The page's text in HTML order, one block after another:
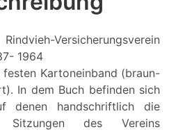
Versicherungsverein
1964
festen Kartoneinband (braun-
In dem Buch befinden sich
denen handschriftlich die
Sitzungen des Vereins